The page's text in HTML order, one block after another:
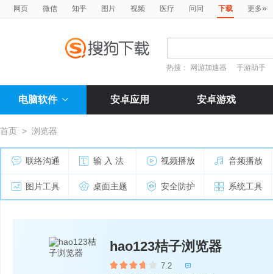
网页 微信 知乎 图片 视频 医疗 问问 下载 更多»
热搜： 网游加速器 手游助手
电脑软件 安卓应用 安卓游戏
首页 > 浏览器
联络沟通 输 入 法 视频播放 音频播放
图片工具 桌面主题 安全防护 系统工具
hao123桔子浏览器
7.2 